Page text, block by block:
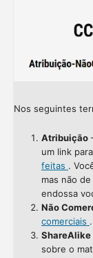
Nos seguintes
Atribuição
um link
feitas .
mas não
endossa
Não
comerciais .
ShareAlike
sobre o